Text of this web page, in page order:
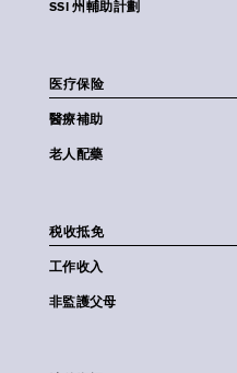
SSI 州輔助計劃
医疗保险
醫療補助
老人配藥
税收抵免
工作收入
非監護父母